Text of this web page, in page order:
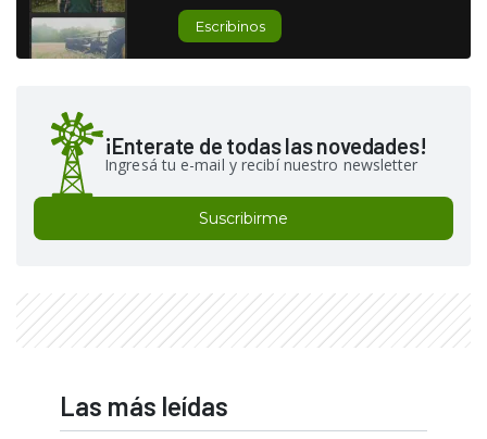
Escribinos
¡Enterate de todas las novedades!
Ingresá tu e-mail y recibí nuestro newsletter
Suscribirme
Las más leídas